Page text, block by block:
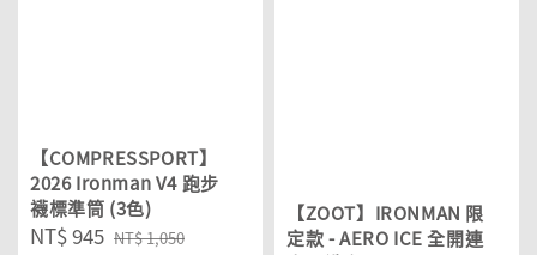
【COMPRESSPORT】
2026 Ironman V4 跑步
襪標準筒 (3色)
Sale
NT$ 945 Regular
NT$ 1,050
【ZOOT】IRONMAN 限
定款 - AERO ICE 全開連